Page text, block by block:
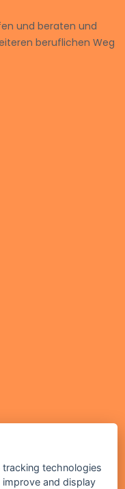
und beraten und
beruflichen Weg
für unseren Newsletter
technologies
and display